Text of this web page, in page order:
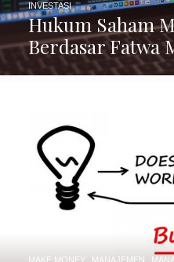
Hukum Saham
Berdasar Fatwa
INVESTASI
MAKE MONEY, MANAJEMEN